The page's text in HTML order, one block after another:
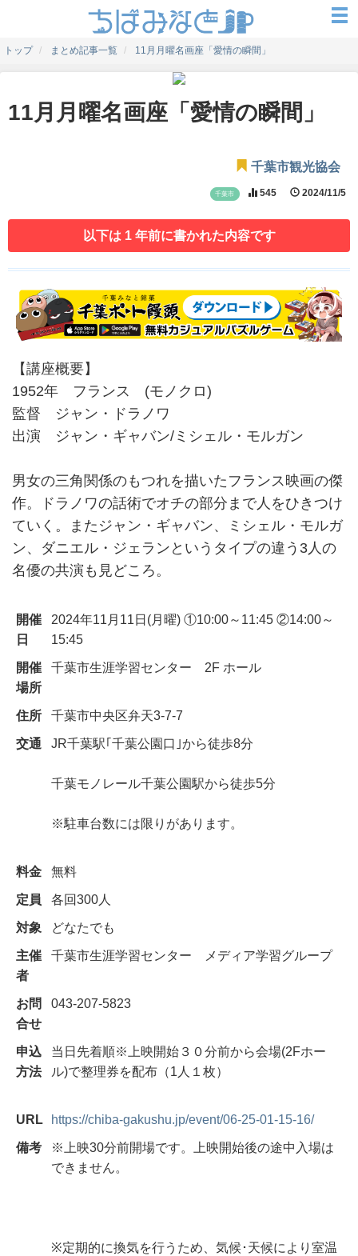
トップ まとめ記事一覧 11月月曜名画座「愛情の瞬間」
11月月曜名画座「愛情の瞬間」
千葉市観光協会
千葉市 545 2024/11/5
以下は 1 年前に書かれた内容です
【講座概要】
1952年 フランス (モノクロ)
監督 ジャン・ドラノワ
出演 ジャン・ギャバン/ミシェル・モルガン
男女の三角関係のもつれを描いたフランス映画の傑
作。ドラノワの話術でオチの部分まで人をひきつけ
ていく。またジャン・ギャバン、ミシェル・モルガ
ン、ダニエル・ジェランというタイプの違う3人の
名優の共演も見どころ。
開催
日
2024年11月11日(月曜) ①10:00～11:45 ②14:00～
15:45
開催
場所
千葉市生涯学習センター 2F ホール
住所
千葉市中央区弁天3-7-7
交通
JR千葉駅｢千葉公園口｣から徒歩8分
千葉モノレール千葉公園駅から徒歩5分
※駐車台数には限りがあります。
料金
無料
定員
各回300人
対象
どなたでも
主催
者
千葉市生涯学習センター メディア学習グループ
お問
合せ
043-207-5823
申込
方法
当日先着順※上映開始３０分前から会場(2Fホー
ル)で整理券を配布（1人１枚）
URL
https://chiba-gakushu.jp/event/06-25-01-15-16/
備考
※上映30分前開場です。上映開始後の途中入場は
できません。
※定期的に換気を行うため、気候･天候により室温